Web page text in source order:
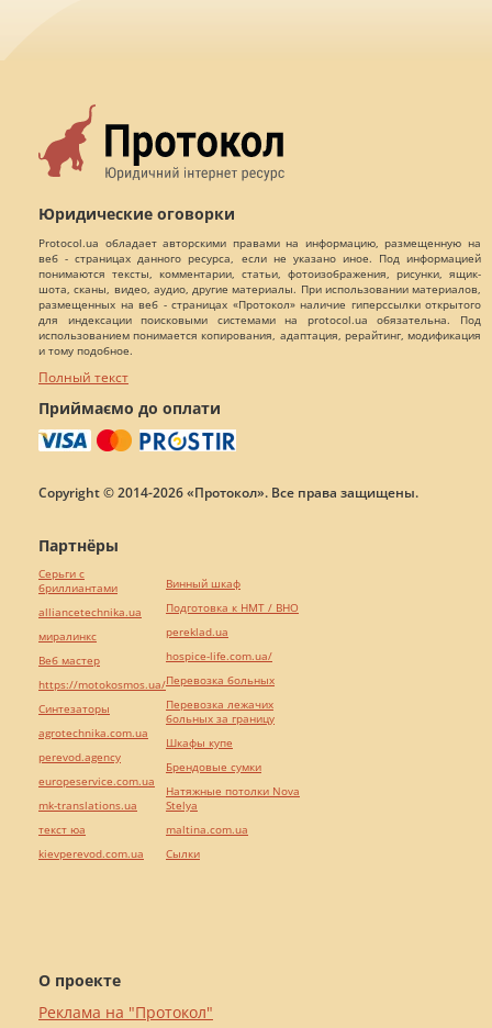
Юридические оговорки
Protocol.ua обладает авторскими правами на информацию, размещенную на
веб - страницах данного ресурса, если не указано иное. Под информацией
понимаются тексты, комментарии, статьи, фотоизображения, рисунки, ящик-
шота, сканы, видео, аудио, другие материалы. При использовании материалов,
размещенных на веб - страницах «Протокол» наличие гиперссылки открытого
для индексации поисковыми системами на protocol.ua обязательна. Под
использованием понимается копирования, адаптация, рерайтинг, модификация
и тому подобное.
Полный текст
Приймаємо до оплати
Copyright © 2014-2026 «Протокол». Все права защищены.
О проекте
Реклама на "Протокол"
Партнёры
Серьги с
бриллиантами
alliancetechnika.ua
миралинкс
Веб мастер
https://motokosmos.ua/
Синтезаторы
agrotechnika.com.ua
perevod.agency
europeservice.com.ua
mk-translations.ua
текст юа
kievperevod.com.ua
Винный шкаф
Подготовка к НМТ / ВНО
pereklad.ua
hospice-life.com.ua/
Перевозка больных
Перевозка лежачих
больных за границу
Шкафы купе
Брендовые сумки
Натяжные потолки Nova
Stelya
maltina.com.ua
Cылки